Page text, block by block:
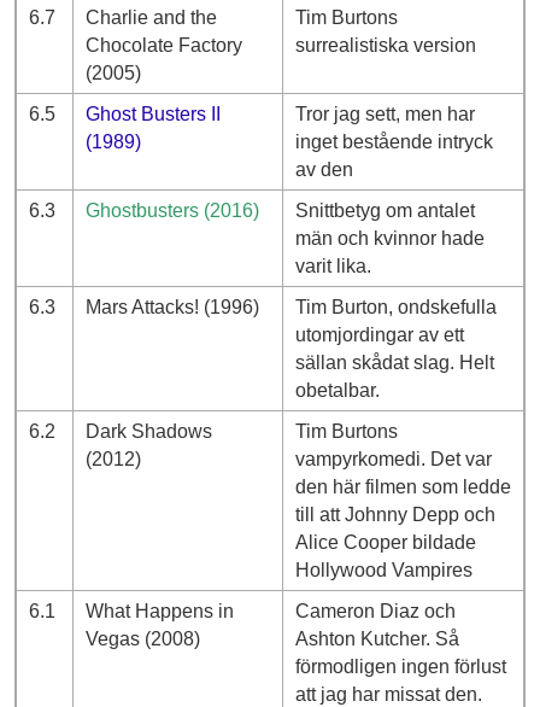
6.7
Charlie and the
Chocolate Factory
(2005)
Tim Burtons
surrealistiska version
6.5
Ghost Busters II
(1989)
Tror jag sett, men har
inget bestående intryck
av den
6.3
Ghostbusters (2016)
Snittbetyg om antalet
män och kvinnor hade
varit lika.
6.3
Mars Attacks! (1996)
Tim Burton, ondskefulla
utomjordingar av ett
sällan skådat slag. Helt
obetalbar.
6.2
Dark Shadows
(2012)
Tim Burtons
vampyrkomedi. Det var
den här filmen som ledde
till att Johnny Depp och
Alice Cooper bildade
Hollywood Vampires
6.1
What Happens in
Vegas (2008)
Cameron Diaz och
Ashton Kutcher. Så
förmodligen ingen förlust
att jag har missat den.